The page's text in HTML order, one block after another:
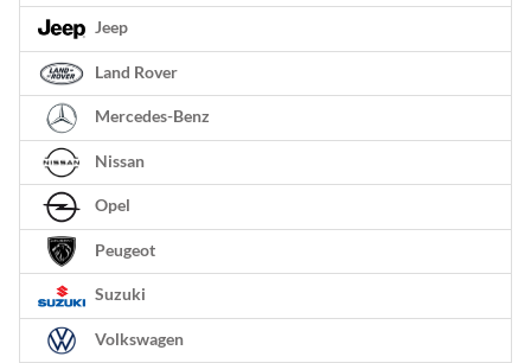
Jeep
Land Rover
Mercedes-Benz
Nissan
Opel
Peugeot
Suzuki
Volkswagen